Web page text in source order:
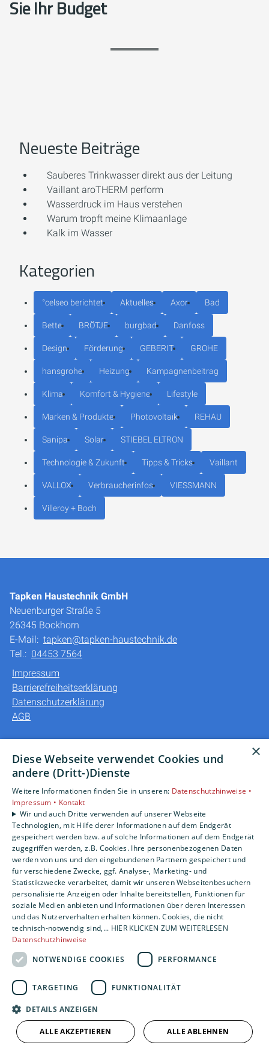
Sie Ihr Budget
Neueste Beiträge
Sauberes Trinkwasser direkt aus der Leitung
Vaillant aroTHERM perform
Wasserdruck im Haus verstehen
Warum tropft meine Klimaanlage
Kalk im Wasser
Kategorien
°celseo berichtet Aktuelles Axor Bad
Bette BRÖTJE burgbad Danfoss
Design Förderung GEBERIT GROHE
hansgrohe Heizung Kampagnenbeitrag
Klima Komfort & Hygiene Lifestyle
Marken & Produkte Photovoltaik REHAU
Sanipa Solar STIEBEL ELTRON
Technologie & Zukunft Tipps & Tricks Vaillant
VALLOX Verbraucherinfos VIESSMANN
Villeroy + Boch
Tapken Haustechnik GmbH
Neuenburger Straße 5
26345 Bockhorn
E-Mail: tapken@tapken-haustechnik.de
Tel.: 04453 7564
Impressum
Barrierefreiheitserklärung
Datenschutzerklärung
AGB
Privatkunden
Gewerbekunden
Karriere
Unternehmen
Kontakt
×
Diese Webseite verwendet Cookies und
andere (Dritt-)Dienste
Weitere Informationen finden Sie in unseren: Datenschutzhinweise •
Impressum • Kontakt
Wir und auch Dritte verwenden auf unserer Webseite
Technologien, mit Hilfe derer Informationen auf dem Endgerät
gespeichert werden bzw. auf solche Informationen auf dem Endgerät
zugegriffen werden, z.B. Cookies. Ihre personenbezogenen Daten
werden von uns und den eingebundenen Partnern gespeichert und
für verschiedene Zwecke, ggf. Analyse-, Marketing- und
Statistikzwecke verarbeitet, damit wir unseren Webseitenbesuchern
personalisierte Anzeigen oder Inhalte bereitstellen, Funktionen für
soziale Medien anbieten und Informationen über deren Interessen
und das Nutzerverhalten erhalten können. Cookies, die nicht
technisch-notwendig sind,... HIER KLICKEN ZUM WEITERLESEN
Datenschutzhinweise
NOTWENDIGE COOKIES
PERFORMANCE
TARGETING FUNKTIONALITÄT
DETAILS ANZEIGEN
ALLE AKZEPTIEREN ALLE ABLEHNEN